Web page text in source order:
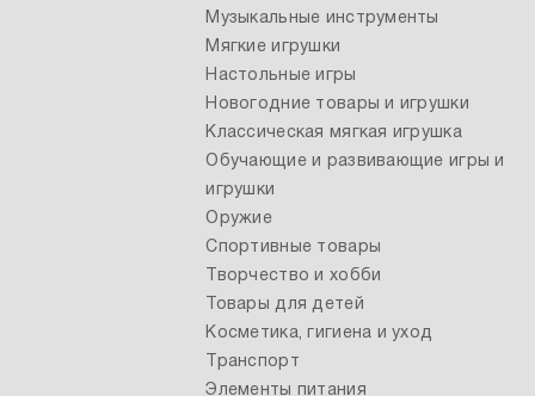
Музыкальные инструменты
Мягкие игрушки
Настольные игры
Новогодние товары и игрушки
Классическая мягкая игрушка
Обучающие и развивающие игры и
игрушки
Оружие
Спортивные товары
Творчество и хобби
Товары для детей
Косметика, гигиена и уход
Транспорт
Элементы питания